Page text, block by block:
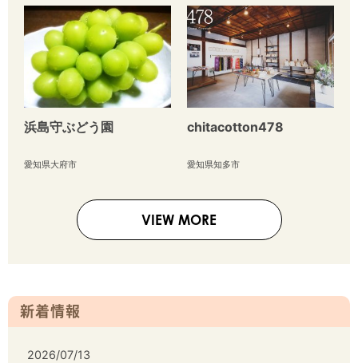
浜島守ぶどう園
愛知県大府市
chitacotton478
愛知県知多市
VIEW MORE
新着情報
2026/07/13